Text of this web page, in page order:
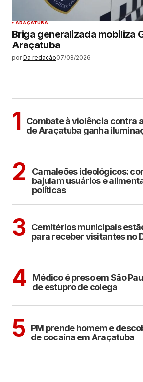
ARAÇATUBA
Briga generalizada mobiliza
Araçatuba
por Da redação07/08/2026
1
Combate à violência contra
de Araçatuba ganha
2
Camaleões ideológicos:
bajulam usuários e
políticas
3 Cemitérios municipais
para receber visitantes no
4
Médico é preso em São
de estupro de colega
5 PM prende homem e
de cocaína em Araçatuba